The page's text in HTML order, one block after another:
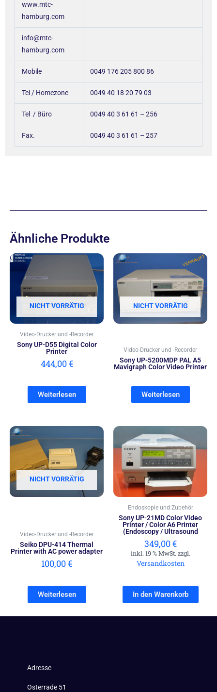
www.mtc-
hamburg.com
info@mtc-
hamburg.com
Mobile 0049 176 205 800 86
Tel / Homezone 0049 40 18 20 79 03
Tel / Büro 0049 40 3 61 61 – 256
Fax. 0049 40 3 61 61 – 257
Ähnliche Produkte
NICHT VORRÄTIG
Video-Drucker und -Recorder
Sony UP-D55 Digital Color
Printer
444,00€
Weiterlesen
NICHT VORRÄTIG
Video-Drucker und -Recorder
Sony UP-5200MDP PAL A5
Mavigraph Color Video Printer
Weiterlesen
NICHT VORRÄTIG
Video-Drucker und -Recorder
Seiko DPU-414 Thermal
Printer with AC power adapter
100,00€
Weiterlesen
Endoskopie und Zubehör
Sony UP-21MD Color Video
Printer / Color A6 Printer
(Endoscopy / Ultrasound
349,00€
inkl. 19 % MwSt. zzgl.
Versandkosten
In den Warenkorb
Adresse
Osterrade 51